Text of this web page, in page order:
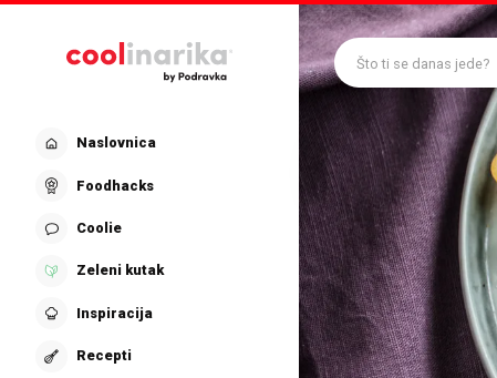
Naslovnica
Foodhacks
Coolie
Zeleni kutak
Inspiracija
Recepti
Što ti se danas jede?